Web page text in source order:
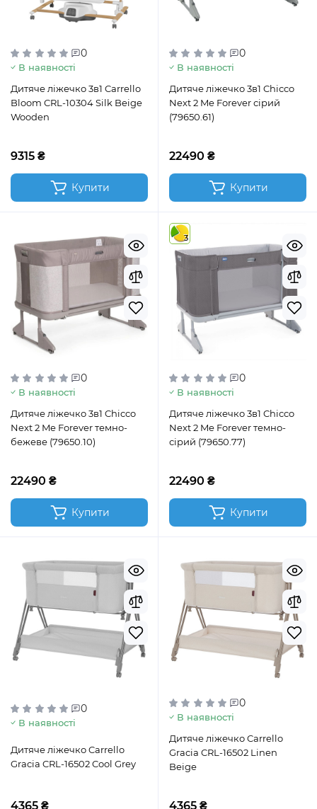
0
В наявності
Дитяче ліжечко 3в1 Carrello
Bloom CRL-10304 Silk Beige
Wooden
9315 ₴
Купити
0
В наявності
Дитяче ліжечко 3в1 Chicco
Next 2 Me Forever сірий
(79650.61)
22490 ₴
Купити
0
В наявності
Дитяче ліжечко 3в1 Chicco
Next 2 Me Forever темно-
бежеве (79650.10)
22490 ₴
Купити
3
0
В наявності
Дитяче ліжечко 3в1 Chicco
Next 2 Me Forever темно-
сірий (79650.77)
22490 ₴
Купити
0
В наявності
Дитяче ліжечко Carrello
Gracia CRL-16502 Cool Grey
4365 ₴
0
В наявності
Дитяче ліжечко Carrello
Gracia CRL-16502 Linen
Beige
4365 ₴